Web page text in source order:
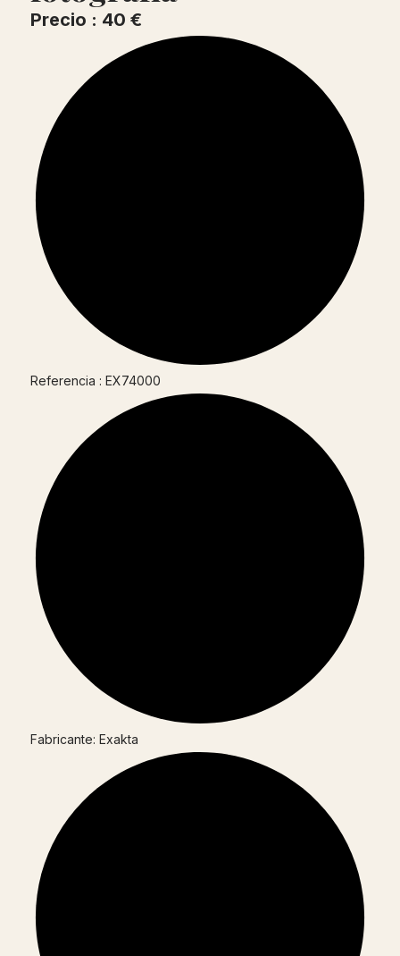
Precio : 40 €
Referencia : EX74000
Fabricante: Exakta